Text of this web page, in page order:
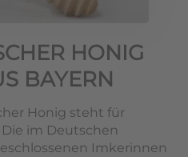
HONIG
BAYERN
Honig steht für
im Deutschen
Imkerinnen